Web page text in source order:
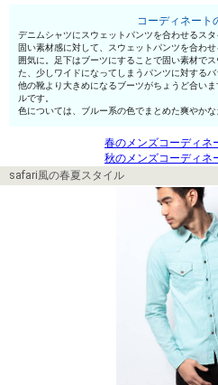
コーディネート
デニムシャツにスウェットパンツを合わせるス
固い素材感に対して、スウェットパンツを合わ
囲気に。足下はブーツにすることで固い素材で
た、少しワイドになってしまうパンツに対する
他の靴より大きめになるブーツがちょうど合い
ルです。
色については、ブルー系の色でまとめた爽やかな
春のメンズコーディネ
秋のメンズコーディネ
safari風の春夏スタイル